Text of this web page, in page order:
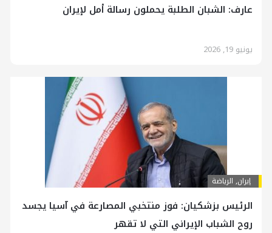
عارف: الشبان الطلبة يحملون رسالة أمل لإيران
يونيو 19, 2026
إيران, الرياضة
الرئیس بزشكيان: فوز منتخبي المصارعة في آسيا يجسد
روح الشباب الإيراني التي لا تقهر